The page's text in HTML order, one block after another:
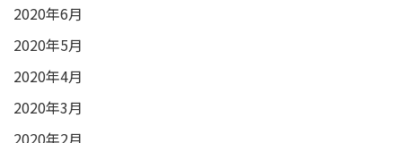
2020年6月
2020年5月
2020年4月
2020年3月
2020年2月